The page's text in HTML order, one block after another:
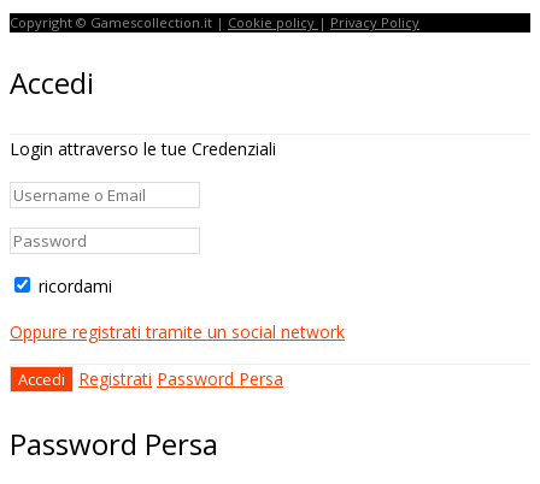
Copyright © Gamescollection.it | Cookie policy | Privacy Policy
Accedi
Login attraverso le tue Credenziali
ricordami
Oppure registrati tramite un social network
Registrati Password Persa
Password Persa